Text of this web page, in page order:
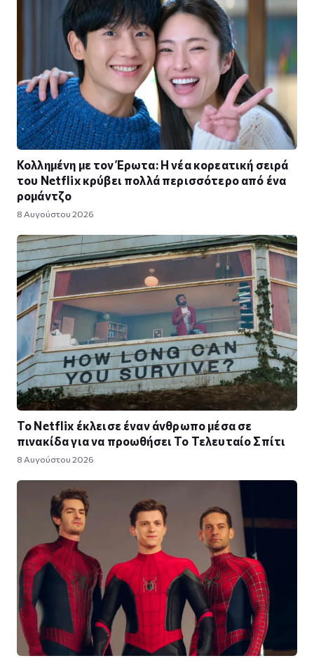
Κολλημένη με τον Έρωτα: Η νέα κορεατική σειρά
του Netflix κρύβει πολλά περισσότερο από ένα
ρομάντζο
8 Αυγούστου 2026
Το Netflix έκλεισε έναν άνθρωπο μέσα σε
πινακίδα για να προωθήσει Το Τελευταίο Σπίτι
8 Αυγούστου 2026